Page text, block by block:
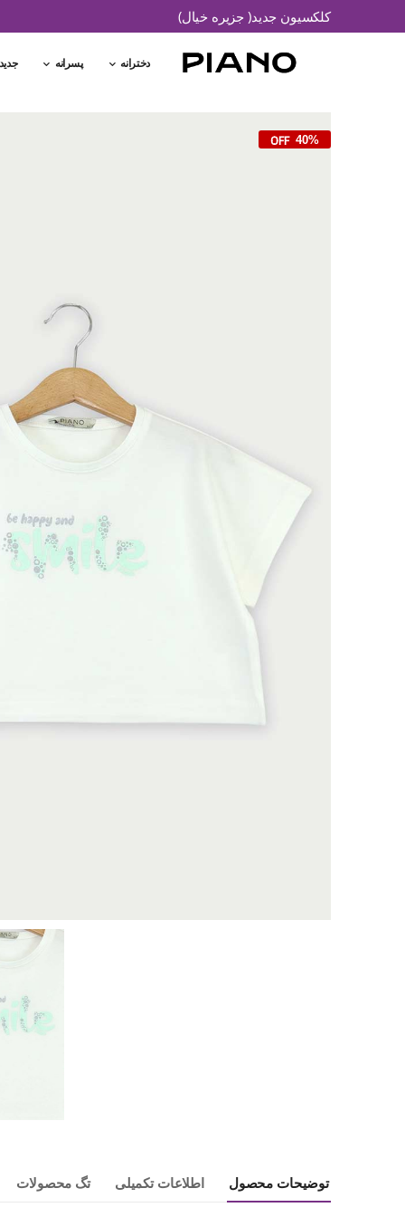
کلکسیون جدید( جزیره خیال)
دخترانه پسرانه
40%
توضیحات محصول اطلاعات تکمیلی تگ محصولات